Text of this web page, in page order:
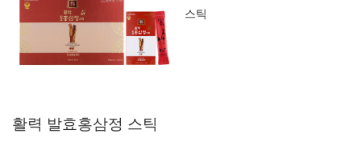
활력 발효홍삼정 스틱
스틱